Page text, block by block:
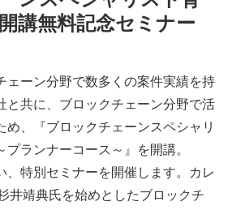
講無料記念セミナー
ェーン分野で数多くの案件実績を持
と共に、ブロックチェーン分野で活
め、『ブロックチェーンスペシャリ
プランナーコース～』を開講。
、特別セミナーを開催します。カレ
井靖典氏を始めとしたブロックチ